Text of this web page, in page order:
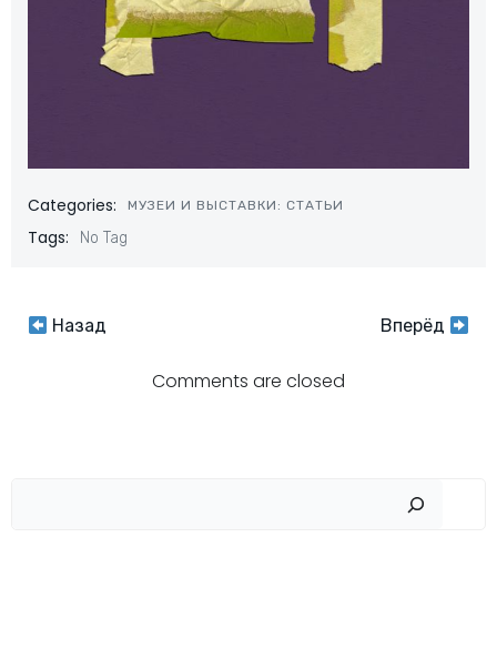
Categories: МУЗЕИ И ВЫСТАВКИ: СТАТЬИ
Tags: No Tag
Навигация
Назад
Навигация
по
Вперёд
Comments are closed